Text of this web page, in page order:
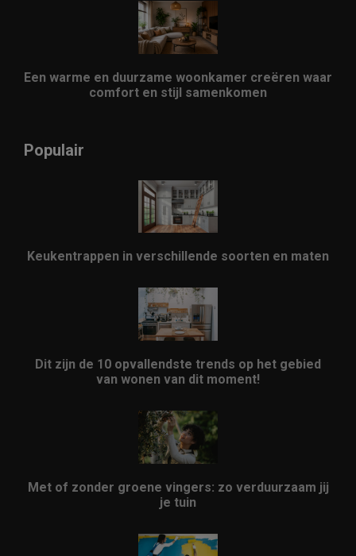
Een warme en duurzame woonkamer creëren waar
comfort en stijl samenkomen
Populair
Keukentrappen in verschillende soorten en maten
Dit zijn de 10 opvallendste trends op het gebied
van wonen van dit moment!
Met of zonder groene vingers: zo verduurzaam jij
je tuin